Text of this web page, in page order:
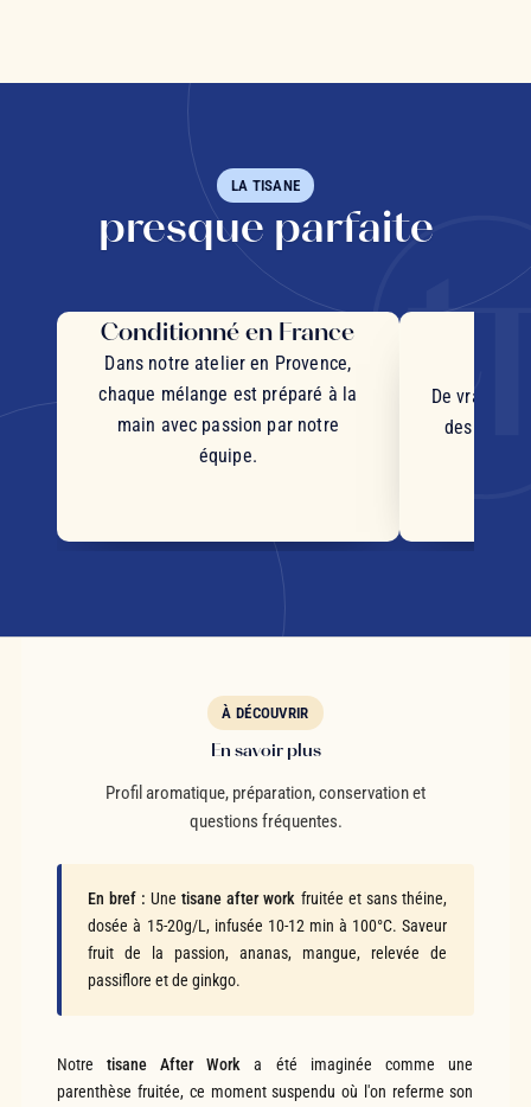
LA TISANE
presque parfaite
Conditionné en France
Dans notre atelier en Provence,
chaque mélange est préparé à la
main avec passion par notre
équipe.
De vrais
des
À DÉCOUVRIR
En savoir plus
Profil aromatique, préparation, conservation et
questions fréquentes.
En bref : Unetisane after work fruitée et sans théine,
dosée à 15-20g/L, infusée 10-12 min à 100°C. Saveur
fruit de la passion, ananas, mangue, relevée de
passiflore et de ginkgo.
Notretisane After Work a été imaginée comme une
parenthèse fruitée, ce moment suspendu où l'on referme son